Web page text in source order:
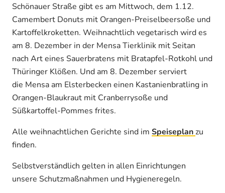
Schönauer Straße gibt es am Mittwoch, dem 1.12.
Camembert Donuts mit Orangen-Preiselbeersoße und
Kartoffelkroketten. Weihnachtlich vegetarisch wird es
am 8. Dezember in der Mensa Tierklinik mit Seitan
nach Art eines Sauerbratens mit Bratapfel-Rotkohl und
Thüringer Klößen. Und am 8. Dezember serviert
die Mensa am Elsterbecken einen Kastanienbratling in
Orangen-Blaukraut mit Cranberrysoße und
Süßkartoffel-Pommes frites.
Alle weihnachtlichen Gerichte sind im Speiseplanzu
finden.
Selbstverständlich gelten in allen Einrichtungen
unsere Schutzmaßnahmen und Hygieneregeln.